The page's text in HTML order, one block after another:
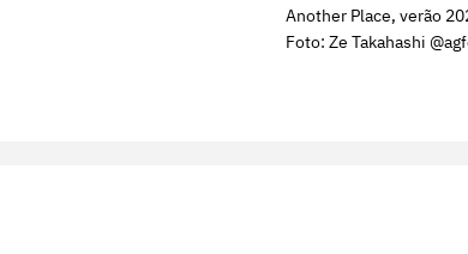
Another Place, verão
Foto: Ze Takahashi